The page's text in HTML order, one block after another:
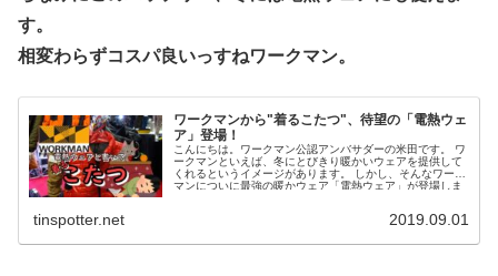
す。
相変わらずコスパ良いっすねワークマン。
ワークマンから"着るこたつ"、待望の「電熱ウェ
ア」登場！
こんにちは。ワークマン公認アンバサダーの米田です。 ワ
ークマンといえば、冬にとびきり暖かいウェアを提供して
くれるというイメージがあります。 しかし、そんなワーク
マンについに最強の暖かウェア「電熱ウェア」が登場しま
tinspotter.net 2019.09.01